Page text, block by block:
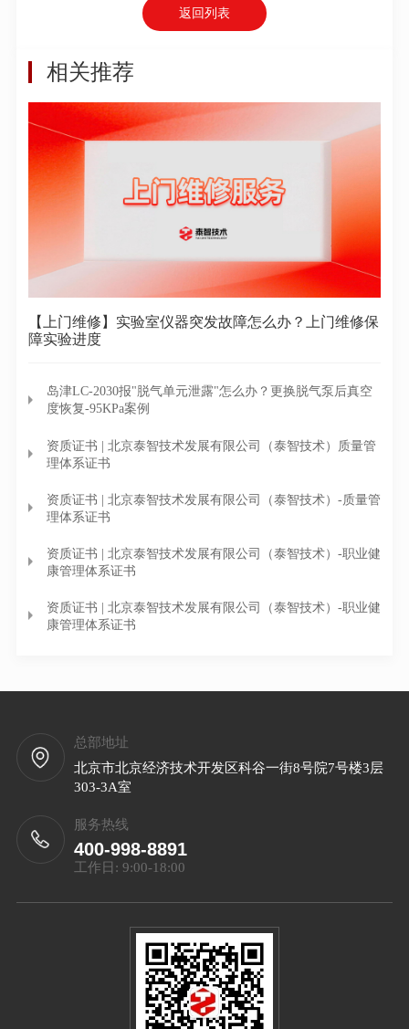
返回列表
相关推荐
【上门维修】实验室仪器突发故障怎么办？上门维修保
障实验进度
岛津LC-2030报"脱气单元泄露"怎么办？更换脱气泵后真空
度恢复-95KPa案例
资质证书 | 北京泰智技术发展有限公司（泰智技术）质量管
理体系证书
资质证书 | 北京泰智技术发展有限公司（泰智技术）-质量管
理体系证书
资质证书 | 北京泰智技术发展有限公司（泰智技术）-职业健
康管理体系证书
资质证书 | 北京泰智技术发展有限公司（泰智技术）-职业健
康管理体系证书
总部地址
北京市北京经济技术开发区科谷一街8号院7号楼3层
303-3A室
服务热线
400-998-8891
工作日: 9:00-18:00